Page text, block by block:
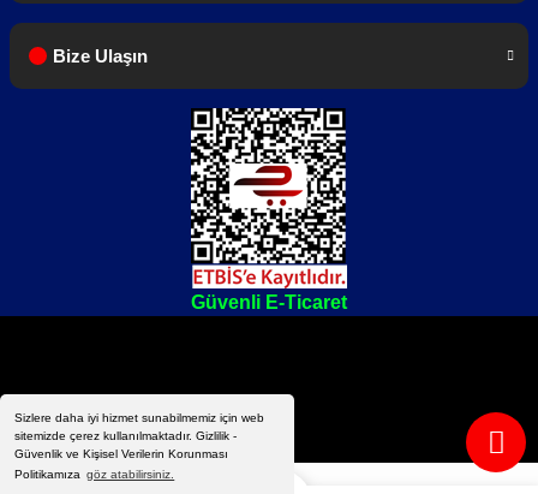
Sizlere daha iyi hizmet sunabilmemiz için web
sitemizde çerez kullanılmaktadır. Gizlilik -
Güvenlik ve Kişisel Verilerin Korunması
Politikamıza göz atabilirsiniz.
Bize Ulaşın
Güvenli E-Ticaret